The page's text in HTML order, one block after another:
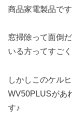
商品家電製品です
窓掃除って面倒
いる方ってすご
しかしこのケル
WV50PLUSがあ
す♪